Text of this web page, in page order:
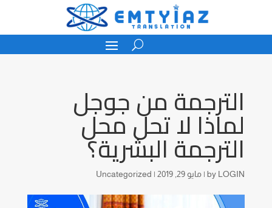
الترجمة من جوجل
لماذا لا تحل محل
الترجمة البشرية؟
by LOGIN
| مايو 29, 2019 |
Uncategorized